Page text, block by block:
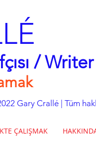
/ Writer
Gary Crallé | Tüm
ÇALIŞMAK